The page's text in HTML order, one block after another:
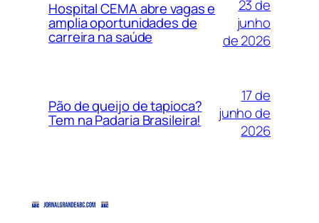
Hospital CEMA abre vagas e
amplia oportunidades de
carreira na saúde
23 de
junho
de 2026
Pão de queijo de tapioca?
Tem na Padaria Brasileira!
17 de
junho de
2026